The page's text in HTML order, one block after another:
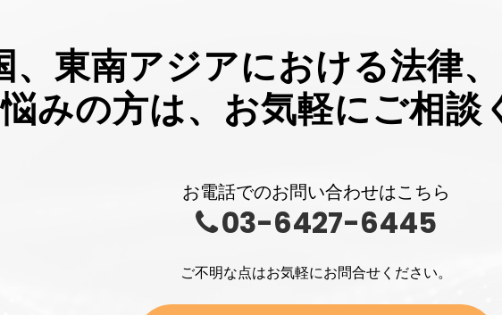
、東南アジアにおける法律
みの方は、お気軽にご相談
お電話でのお問い合わせはこちら
03-6427-6445
ご不明な点はお気軽にお問合せください。